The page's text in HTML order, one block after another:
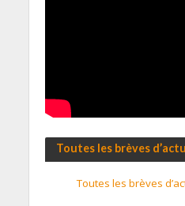
Toutes les brèves
Toutes les brèves